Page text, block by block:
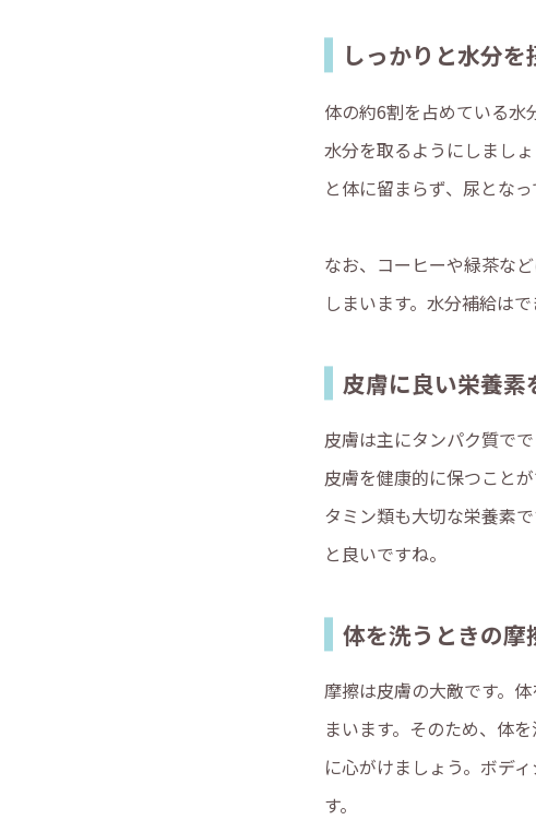
しっかりと水分を
体の約6割を占めている水
水分を取るようにしまし
と体に留まらず、尿とな
なお、コーヒーや緑茶な
しまいます。水分補給は
皮膚に良い栄養素
皮膚は主にタンパク質で
皮膚を健康的に保つこと
タミン類も大切な栄養素
と良いですね。
体を洗うときの摩
摩擦は皮膚の大敵です。
まいます。そのため、体
に心がけましょう。ボデ
す。